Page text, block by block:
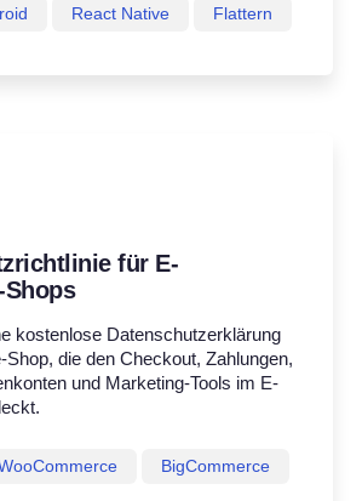
React Native Flattern
für E-
kostenlose Datenschutzerklärung
Shop, die den Checkout, Zahlungen,
und Marketing-Tools im E-
BigCommerce